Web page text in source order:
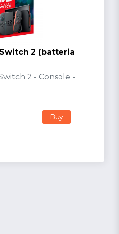
2 (batteria
2 - Console -
Buy